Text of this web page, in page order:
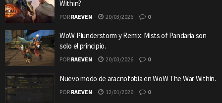
Within?
POR RAEVEN 20/03/2026 0
WoW Plunderstorm y Remix: Mists of Pandaria son
solo el principio.
POR RAEVEN 20/03/2026 0
Nuevo modo de aracnofobia en WoW The War Within.
POR RAEVEN 12/01/2026 0